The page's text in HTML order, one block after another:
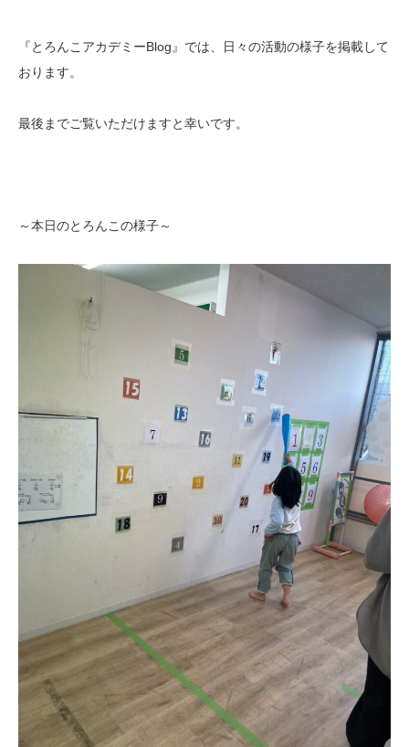
『とろんこアカデミーBlog』では、日々の活動の様子を掲載して
おります。
最後までご覧いただけますと幸いです。
～本日のとろんこの様子～